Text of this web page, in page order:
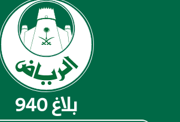
بلاغ 940